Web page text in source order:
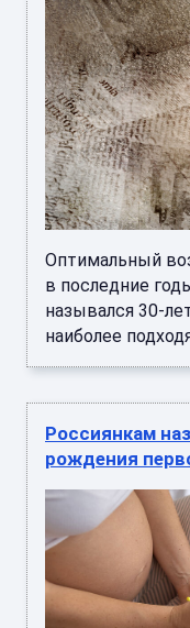
Оптимальный
в последние
назывался 30-
наиболее
Россиянкам
рождения